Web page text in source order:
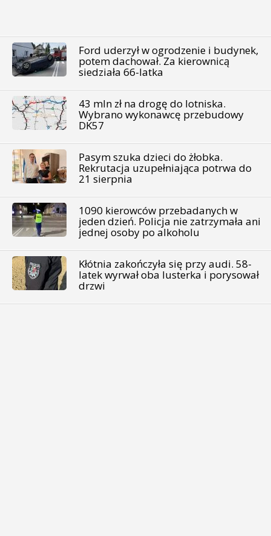
Ford uderzył w ogrodzenie i budynek,
potem dachował. Za kierownicą
siedziała 66-latka
43 mln zł na drogę do lotniska.
Wybrano wykonawcę przebudowy
DK57
Pasym szuka dzieci do żłobka.
Rekrutacja uzupełniająca potrwa do
21 sierpnia
1090 kierowców przebadanych w
jeden dzień. Policja nie zatrzymała ani
jednej osoby po alkoholu
Kłótnia zakończyła się przy audi. 58-
latek wyrwał oba lusterka i porysował
drzwi